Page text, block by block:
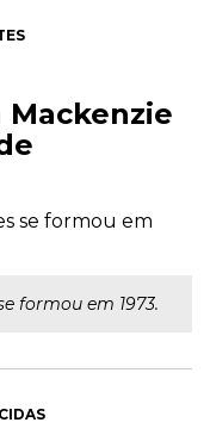
se formou em
formou em 1973.